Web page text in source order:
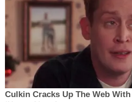
Culkin Cracks Up The Web